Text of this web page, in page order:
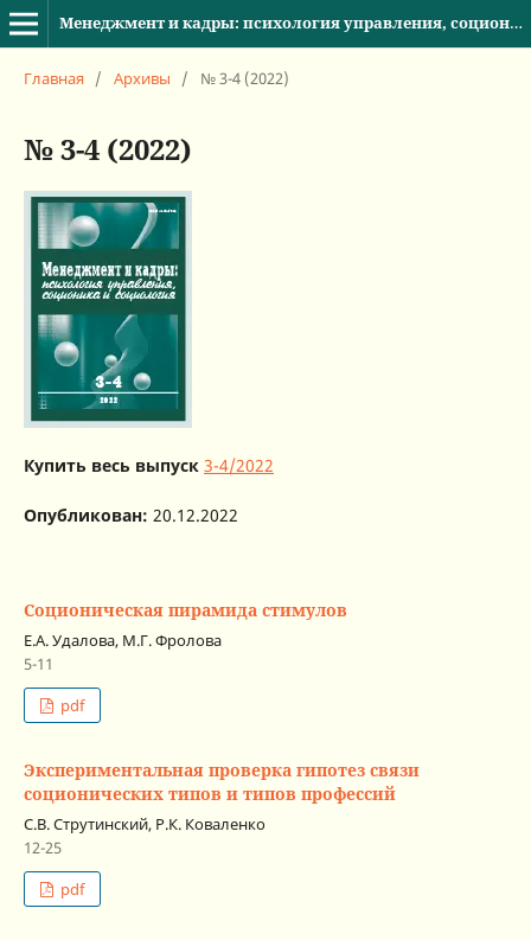
Менеджмент и кадры: психология управления, соционика и социология
Главная / Архивы / № 3-4 (2022)
№ 3-4 (2022)
Купить весь выпуск 3-4/2022
Опубликован: 20.12.2022
Соционическая пирамида стимулов
Е.А. Удалова, М.Г. Фролова
5-11
pdf
Экспериментальная проверка гипотез связи
соционических типов и типов профессий
С.В. Струтинский, Р.К. Коваленко
12-25
pdf